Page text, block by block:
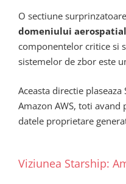
O sectiune
domeniului aerospatial
componentelor critice si
sistemelor de zbor este
Aceasta directie
Amazon AWS, toti
datele proprietare
Viziunea Starship: